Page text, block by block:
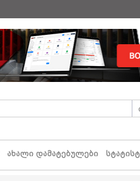
ახალი დამატებულები